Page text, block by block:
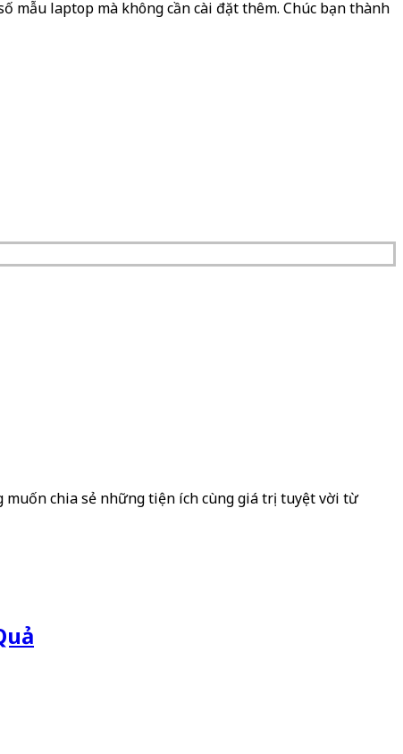
mẫu laptop mà không cần cài đặt thêm. Chúc bạn thành
chia sẻ những tiện ích cùng giá trị tuyệt vời từ